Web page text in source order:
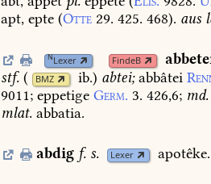
apt, epte (Otte 29. 425. 468). aus
NLexer FindeB
stf. ( BMZ ib.) abtei; abbâtei
9011; eppetige Germ. 3. 426,6; md.
mlat. abbatia.
abdig f. s. Lexer apotêke.